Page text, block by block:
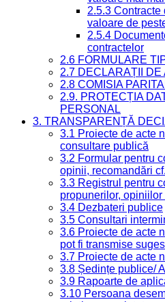
2.5.3
valoare de
2.5.4
contractelor
2.6 FORMULARE
2.7 DECLARAȚII
2.8 COMISIA
2.9. PROTECȚIA
PERSONAL
3. TRANSPARENȚĂ
3.1 Proiecte de acte
consultare publică
3.2 Formular pentru
opinii, recomandări
3.3 Registrul pentru
propunerilor,
3.4 Dezbateri publice
3.5 Consultari
3.6 Proiecte de acte
pot fi transmise
3.7 Proiecte de acte
3.8 Ședințe publice/
3.9 Rapoarte de
3.10 Persoana